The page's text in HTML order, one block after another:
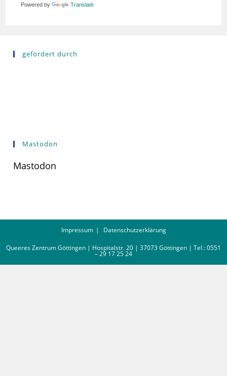
Powered by Translate
gefördert durch
Mastodon
Mastodon
Impressum Datenschutzerklärung
Queeres Zentrum Göttingen | Hospitalstr. 20 | 37073 Göttingen | Tel.: 0551
– 29 17 25 24